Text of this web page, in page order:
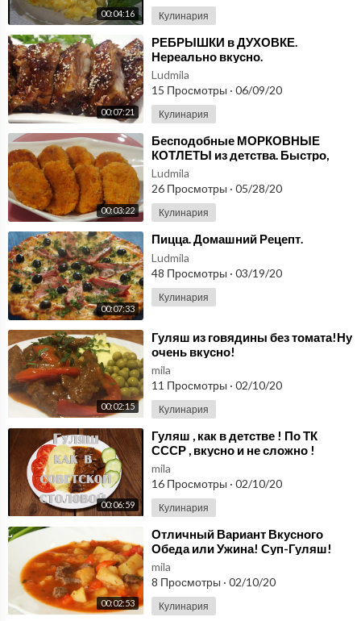
00:04:16 Кулинария
00:07:21
⁣РЕБРЫШКИ в ДУХОВКЕ.
Нереально вкусно.
Ludmila
15 Просмотры · 06/09/20
Кулинария
00:03:22
⁣Бесподобные МОРКОВНЫЕ
КОТЛЕТЫ из детства. Быстро,
вкусно и очень полезно!!!
Ludmila
26 Просмотры · 05/28/20
Кулинария
00:07:33
⁣Пицца. Домашний Рецепт.
Ludmila
48 Просмотры · 03/19/20
Кулинария
00:02:15
⁣Гуляш из говядины без томата!Ну
очень вкусно!
mila
11 Просмотры · 02/10/20
Кулинария
00:06:59
⁣Гуляш , как в детстве ! По ТК
СССР , вкусно и не сложно !
mila
16 Просмотры · 02/10/20
Кулинария
00:02:53
⁣Отличный Вариант Вкусного
Обеда или Ужина! Суп-Гуляш!
Просто, Сытно и Оочень Вкусно!
mila
8 Просмотры · 02/10/20
Кулинария